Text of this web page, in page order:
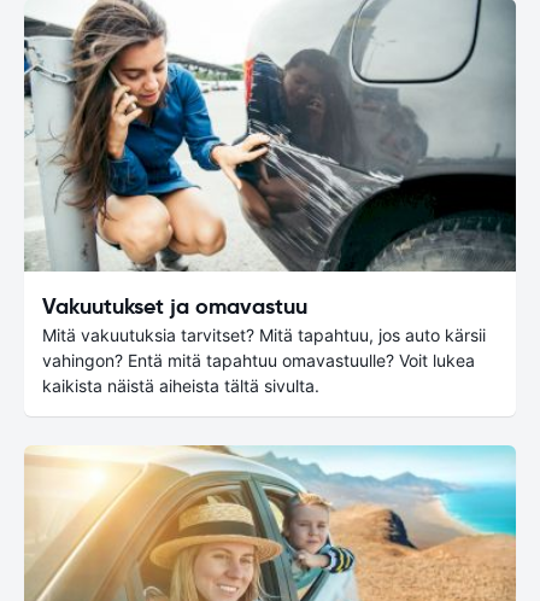
Vakuutukset ja omavastuu
Mitä vakuutuksia tarvitset? Mitä tapahtuu, jos auto kärsii
vahingon? Entä mitä tapahtuu omavastuulle? Voit lukea
kaikista näistä aiheista tältä sivulta.